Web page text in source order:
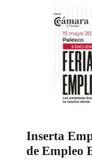
Inserta
de Empleo